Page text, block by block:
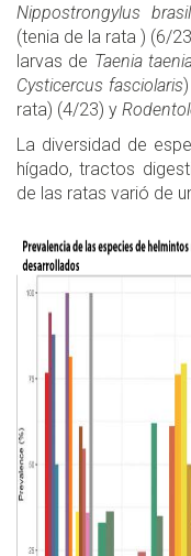
Nippostrongylus
(tenia de la rata ) (6/
larvas de Taenia
Cysticercus fasciolaris
rata) (4/23) y
La diversidad de
hígado, tractos
de las ratas varió de